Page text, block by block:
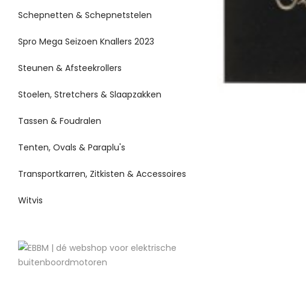
Schepnetten & Schepnetstelen
Spro Mega Seizoen Knallers 2023
Steunen & Afsteekrollers
Stoelen, Stretchers & Slaapzakken
Tassen & Foudralen
Tenten, Ovals & Paraplu's
Transportkarren, Zitkisten & Accessoires
Witvis